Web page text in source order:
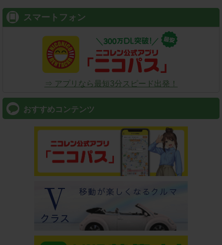
スマートフォン
⇒ アプリなら最短3分スピード出発！
おすすめコンテンツ